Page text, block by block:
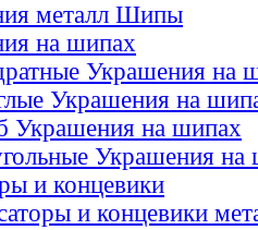
металл Шипы
на шипах
Украшения на
Украшения на
Украшения на шипах
Украшения на
и концевики
и концевики